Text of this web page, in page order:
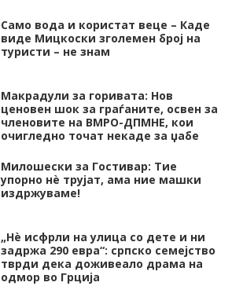
Само вода и користат веце – Каде
виде Мицкоски зголемен број на
туристи – не знам
Макрадули за горивата: Нов
ценовен шок за граѓаните, освен за
членовите на ВМРО-ДПМНЕ, кои
очигледно точат некаде за џабе
Милошески за Гостивар: Тие
упорно нѐ трујат, ама ние машки
издржуваме!
„Нѐ исфрли на улица со дете и ни
задржа 290 евра“: српско семејство
тврди дека доживеало драма на
одмор во Грција